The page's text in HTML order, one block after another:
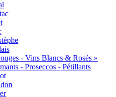
- Vins Blancs & Rosés »
- Proseccos - Pétillants